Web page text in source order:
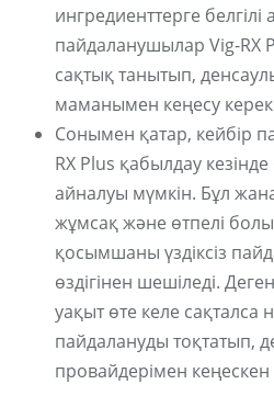
ингредиенттерге
пайдаланушылар Vig-RX
сақтық танытып,
маманымен кеңесу
Сонымен қатар, кейбір
RX Plus қабылдау
айналуы мүмкін. Бұл
жұмсақ және өтпелі
қосымшаны үздіксіз
өздігінен шешіледі.
уақыт өте келе
пайдалануды тоқтатып,
провайдерімен